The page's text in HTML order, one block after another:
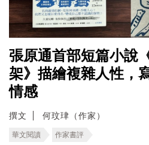
張原通首部短篇小說
架》描繪複雜人性，
情感
撰文 何玟珒（作家）
華文閱讀 作家書評